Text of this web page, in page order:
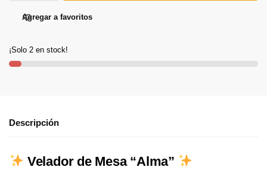
Agregar a favoritos
¡Solo 2 en stock!
Descripción
Velador de Mesa “Alma”